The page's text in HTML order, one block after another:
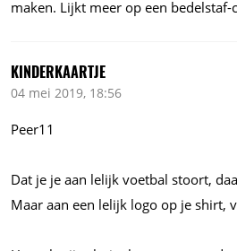
maken. Lijkt meer op een bedelstaf-
KINDERKAARTJE
04 mei 2019, 18:56
Peer11
Dat je je aan lelijk voetbal stoort,
Maar aan een lelijk logo op je shirt,